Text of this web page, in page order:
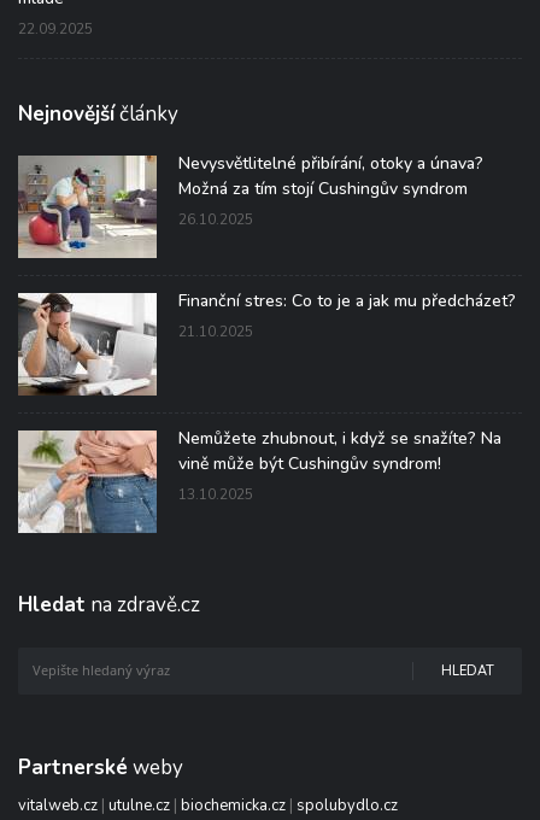
22.09.2025
Nejnovějšíčlánky
Nevysvětlitelné přibírání, otoky a únava?
Možná za tím stojí Cushingův syndrom
26.10.2025
Finanční stres: Co to je a jak mu předcházet?
21.10.2025
Nemůžete zhubnout, i když se snažíte? Na
vině může být Cushingův syndrom!
13.10.2025
Hledat na zdravě.cz
HLEDAT
Partnerské weby
vitalweb.cz | utulne.cz | biochemicka.cz | spolubydlo.cz